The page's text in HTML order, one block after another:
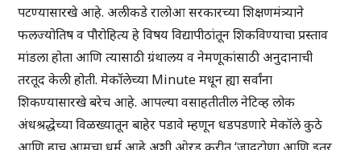
पटण्यासारखे आहे. अलीकडे रालोआ सरकारच्या शिक्षणमंत्र्याने
फलज्योतिष व पौरोहित्य हे विषय विद्यापीठांतून शिकविण्याचा प्रस्ताव
मांडला होता आणि त्यासाठी ग्रंथालय व नेमणूकांसाठी अनुदानाची
तरतूद केली होती. मेकॉलेच्या Minute मधून ह्या सर्वांना
शिकण्यासारखे बरेच आहे. आपल्या वसाहतीतील नेटिव्ह लोक
अंधश्रद्धेच्या विळख्यातून बाहेर पडावे म्हणून धडपडणारे मेकॉले कुठे